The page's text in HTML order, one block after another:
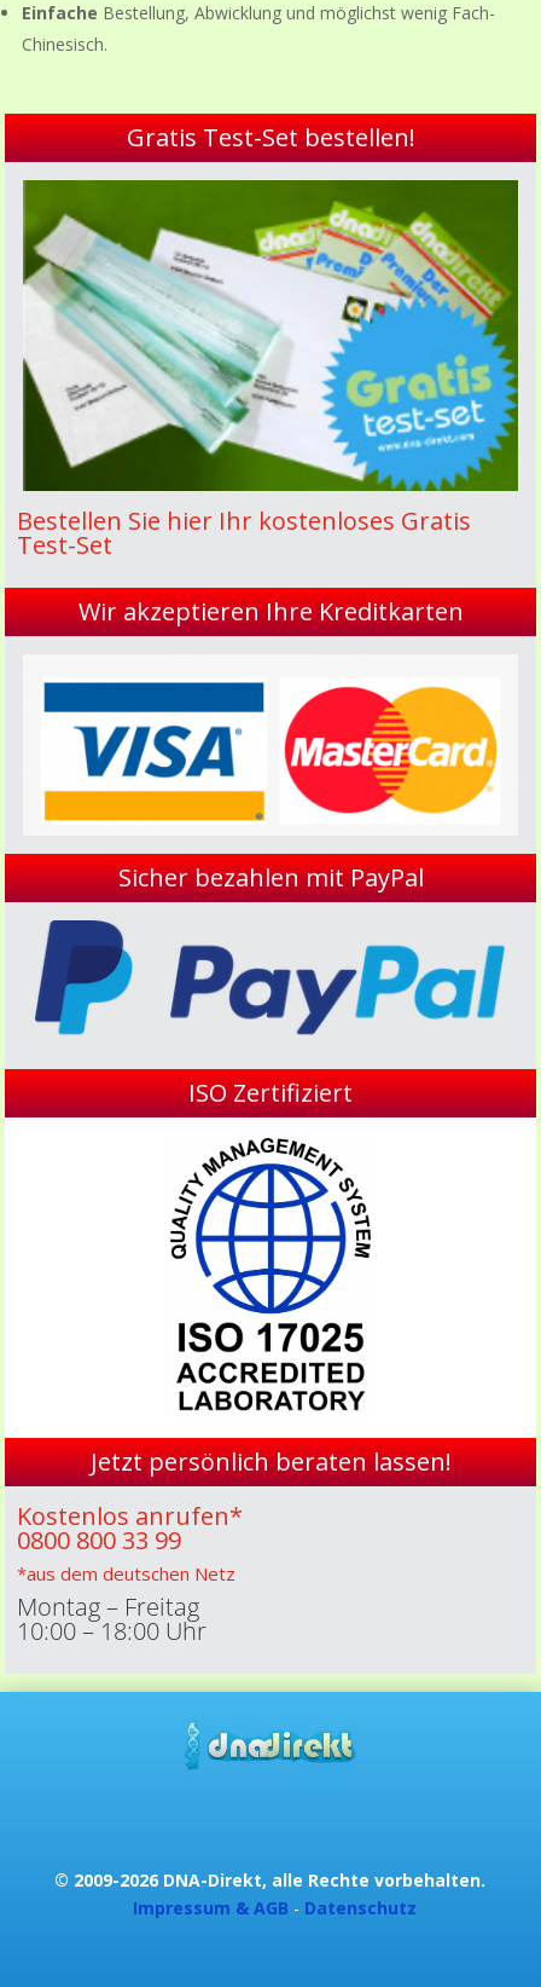
Einfache Bestellung, Abwicklung und möglichst wenig Fach-
Chinesisch.
Gratis Test-Set bestellen!
Bestellen Sie hier Ihr kostenloses Gratis
Test-Set
Wir akzeptieren Ihre Kreditkarten
Sicher bezahlen mit PayPal
ISO Zertifiziert
Jetzt persönlich beraten lassen!
Kostenlos anrufen*
0800 800 33 99
*aus dem deutschen Netz
Montag – Freitag
10:00 – 18:00 Uhr
© 2009-2026 DNA-Direkt, alle Rechte vorbehalten.
Impressum & AGB - Datenschutz